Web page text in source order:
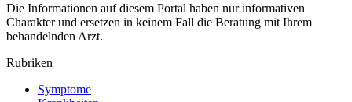
Die Informationen auf diesem Portal haben nur informativen
Charakter und ersetzen in keinem Fall die Beratung mit Ihrem
behandelnden Arzt.
Rubriken
Symptome